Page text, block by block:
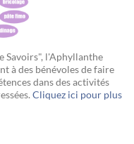
Savoirs", l'Aphyllanthe
à des bénévoles de faire
dans des activités
Cliquez ici pour plus